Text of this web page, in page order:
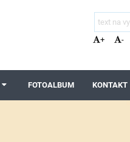
+ -
FOTOALBUM KONTAKT